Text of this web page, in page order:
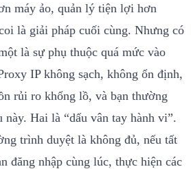
máy ảo, quản lý tiện lợi hơn
là giải pháp cuối cùng. Nhưng có
là sự phụ thuộc quá mức vào
IP không sạch, không ổn định,
rủi ro khổng lồ, và bạn thường
này. Hai là “dấu vân tay hành vi”.
trình duyệt là không đủ, nếu tất
đăng nhập cùng lúc, thực hiện các